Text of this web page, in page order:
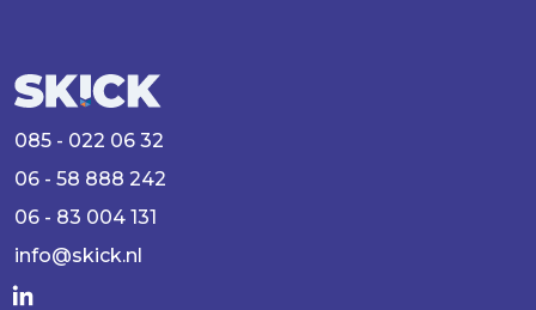
085 - 022 06 32
06 - 58 888 242
06 - 83 004 131
info@skick.nl